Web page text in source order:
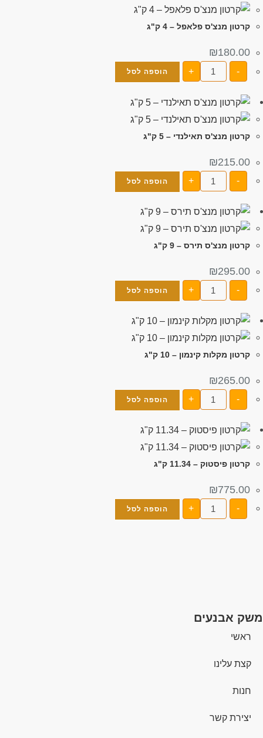
קרטון מנצ'ס פלאפל – 4 ק"ג
₪180.00
-
+ הוספה לסל
קרטון מנצ'ס תאילנדי – 5 ק"ג
₪215.00
-
+ הוספה לסל
קרטון מנצ'ס תירס – 9 ק"ג
₪295.00
-
+ הוספה לסל
קרטון מקלות קינמון – 10 ק"ג
₪265.00
-
+ הוספה לסל
קרטון פיסטוק – 11.34 ק"ג
₪775.00
-
+ הוספה לסל
משק אבנעים
ראשי
קצת עלינו
חנות
יצירת קשר